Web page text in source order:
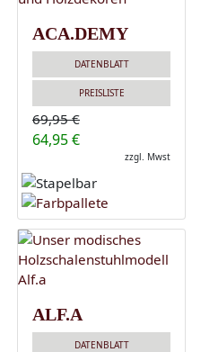
ACA.DEMY
DATENBLATT
PREISLISTE
69,95 €
64,95 €
zzgl. Mwst
ALF.A
DATENBLATT